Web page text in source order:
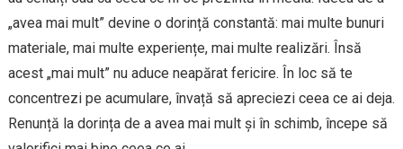
„avea mai mult” devine o dorință constantă: mai multe bunuri
materiale, mai multe experiențe, mai multe realizări. Însă
acest „mai mult” nu aduce neapărat fericire. În loc să te
concentrezi pe acumulare, învață să apreciezi ceea ce ai deja.
Renunță la dorința de a avea mai mult și în schimb, începe să